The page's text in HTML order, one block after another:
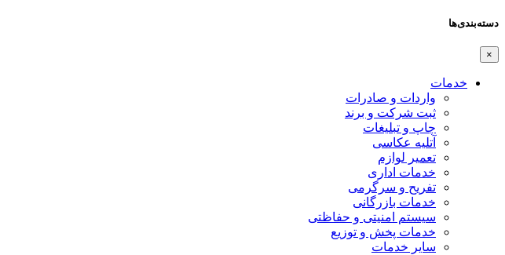
دسته‌بندی‌ها
×
خدمات
واردات و صادرات
ثبت شرکت و برند
چاپ و تبلیغات
آتلیه عکاسی
تعمیر لوازم
خدمات اداری
تفریح و سرگرمی
خدمات بازرگانی
سیستم امنیتی و حفاظتی
خدمات پخش و توزیع
سایر خدمات